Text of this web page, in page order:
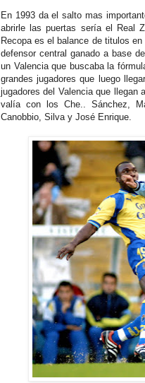
En 1993 da el salto mas
abrirle las puertas sería el Real
Recopa es el balance de titulos
defensor central ganado a base
un Valencia que buscaba la
grandes jugadores que luego
jugadores del Valencia que llegan
valía con los Che.. Sánchez,
Canobbio, Silva y José Enrique.